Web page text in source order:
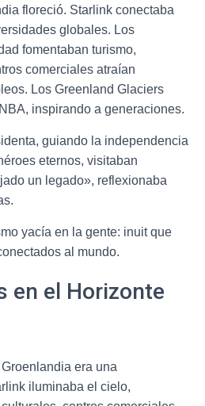
floreció. Starlink conectaba
globales. Los
fomentaban turismo,
comerciales atraían
Los Greenland Glaciers
inspirando a generaciones.
guiando la independencia
eternos, visitaban
un legado», reflexionaba
yacía en la gente: inuit que
al mundo.
en el Horizonte
era una
iluminaba el cielo,